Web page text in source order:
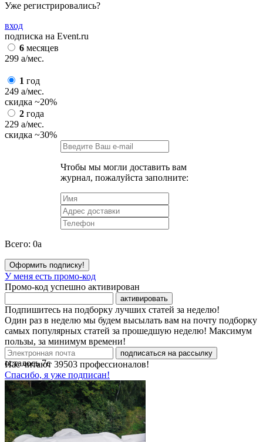
Уже регистрировались?
вход
подписка на Event.ru
6 месяцев
299 a/мес.
1 год
249 a/мес.
скидка ~20%
2 года
229 a/мес.
скидка ~30%
Чтобы мы могли доставить вам
журнал, пожалуйста заполните:
Всего: 0a
Оформить подписку!
У меня есть промо-код
Промо-код успешно активирован
активировать
Подпишитесь на подборку лучших статей за неделю!
Один раз в неделю мы будем высылать вам на почту подборку
самых популярных статей за прошедшую неделю! Максимум
пользы, за минимум времени!
подписаться на рассылку
Нас читают 39503 профессионалов!
Спасибо, я уже подписан!
осталось7с